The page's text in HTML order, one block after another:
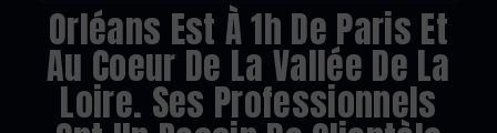
Orléans Est À 1h De Paris Et
Au Coeur De La Vallée De La
Loire. Ses Professionnels